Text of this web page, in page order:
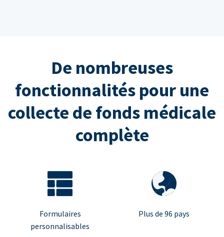
De nombreuses
fonctionnalités pour une
collecte de fonds médicale
complète
Formulaires
personnalisables
Plus de 96 pays